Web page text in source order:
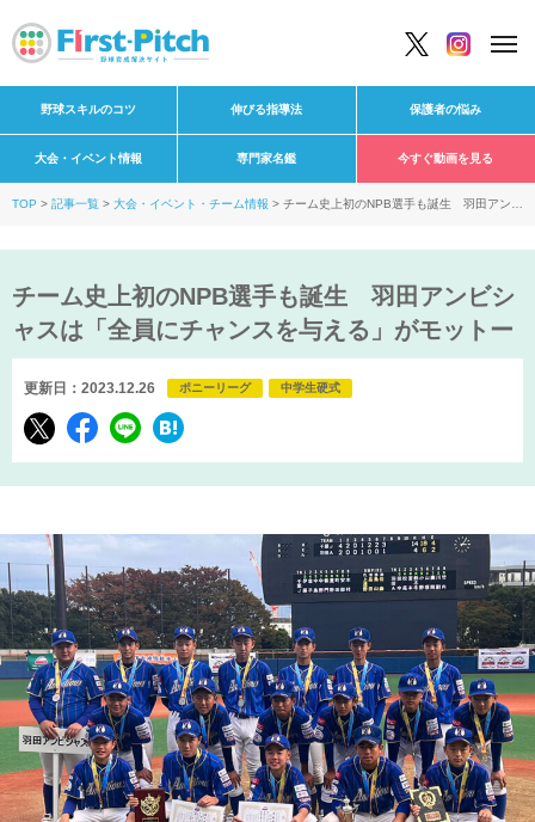
野球スキルのコツ 伸びる指導法 保護者の悩み
大会・イベント情報 専門家名鑑 今すぐ動画を見る
TOP 記事一覧 大会・イベント・チーム情報
チーム史上初のNPB選手も誕生 羽田アンビ
チーム史上初のNPB選手も誕生 羽田アンビシ
ャスは「全員にチャンスを与える」がモットー
更新日：2023.12.26 ポニーリーグ 中学生硬式